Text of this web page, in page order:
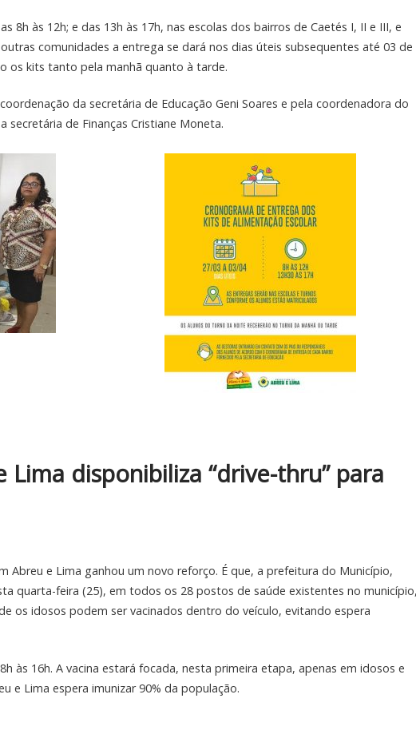
8h às 12h; e das 13h às 17h, nas escolas dos bairros de Caetés I, II e III, e
comunidades a entrega se dará nos dias úteis subsequentes até 03 de
os kits tanto pela manhã quanto à tarde.
da secretária de Educação Geni Soares e pela coordenadora do
secretária de Finanças Cristiane Moneta.
disponibiliza “drive-thru” para
Abreu e Lima ganhou um novo reforço. É que, a prefeitura do Município,
quarta-feira (25), em todos os 28 postos de saúde existentes no
os idosos podem ser vacinados dentro do veículo, evitando espera
às 16h. A vacina estará focada, nesta primeira etapa, apenas em idosos e
e Lima espera imunizar 90% da população.